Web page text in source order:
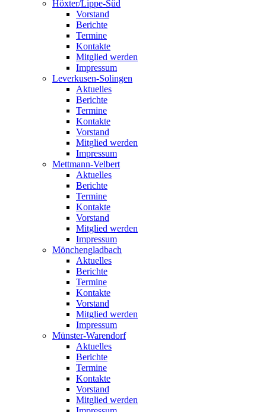
Höxter/Lippe-Süd
Vorstand
Berichte
Termine
Kontakte
Mitglied werden
Impressum
Leverkusen-Solingen
Aktuelles
Berichte
Termine
Kontakte
Vorstand
Mitglied werden
Impressum
Mettmann-Velbert
Aktuelles
Berichte
Termine
Kontakte
Vorstand
Mitglied werden
Impressum
Mönchengladbach
Aktuelles
Berichte
Termine
Kontakte
Vorstand
Mitglied werden
Impressum
Münster-Warendorf
Aktuelles
Berichte
Termine
Kontakte
Vorstand
Mitglied werden